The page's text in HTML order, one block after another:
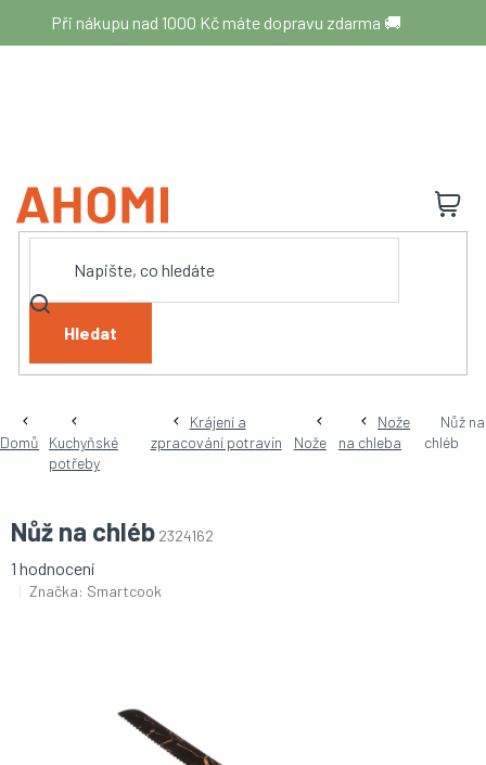
obsah
Při nákupu nad 1000 Kč máte dopravu zdarma 🚚
Hledat
Domů
Kuchyňské
potřeby
Krájení a
zpracování potravin
Nože
Nože
na chleba
Nůž na
chléb
Nůž na chléb 2324162
Průměrné
hodnocení
1 hodnocení
Značka: Smartcook